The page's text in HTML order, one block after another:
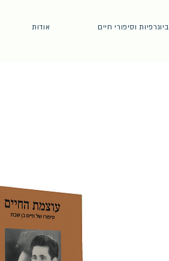
אודות ביוגרפיות וסיפורי חיים